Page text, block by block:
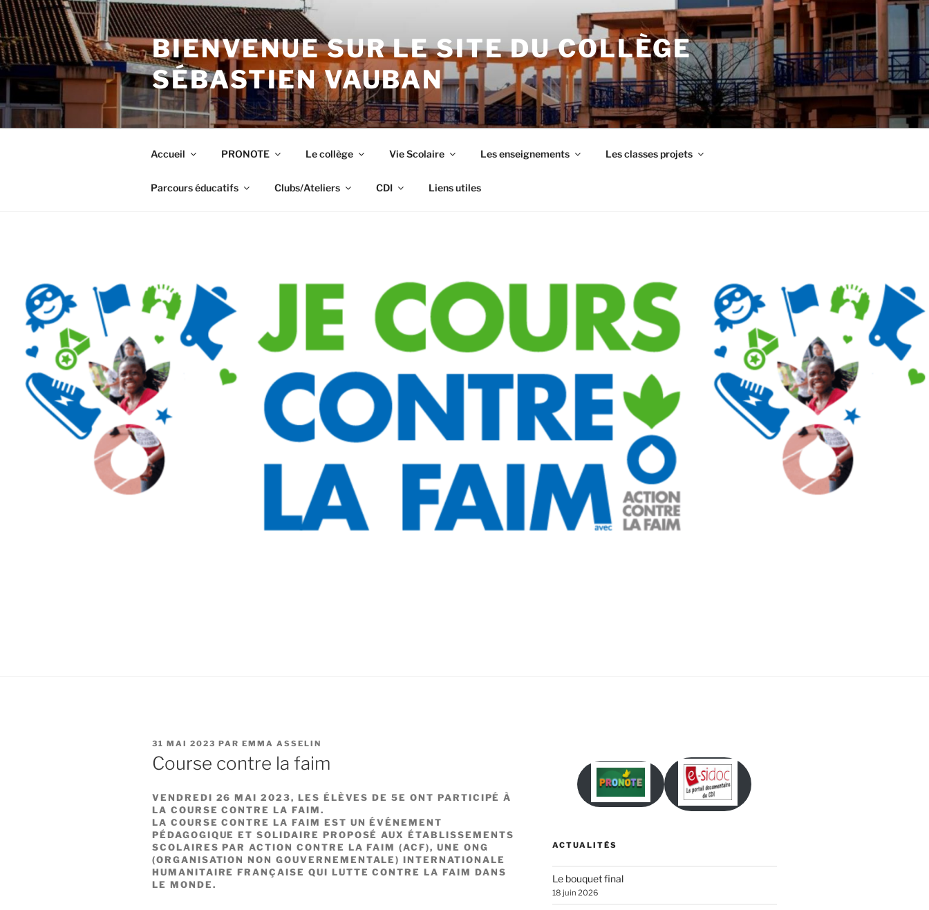
Aller
au
contenu
principal
BIENVENUE SUR LE SITE DU COLLÈGE
SÉBASTIEN VAUBAN
Accueil PRONOTE Le collège Vie Scolaire Les enseignements Les classes projets
Parcours éducatifs Clubs/Ateliers CDI Liens utiles
PUBLIÉ
LE
31 MAI 2023 PAR EMMA ASSELIN
Course contre la faim
VENDREDI 26 MAI 2023, LES ÉLÈVES DE 5E ONT PARTICIPÉ À
LA COURSE CONTRE LA FAIM.
LA COURSE CONTRE LA FAIM EST UN ÉVÉNEMENT
PÉDAGOGIQUE ET SOLIDAIRE PROPOSÉ AUX ÉTABLISSEMENTS
SCOLAIRES PAR ACTION CONTRE LA FAIM (ACF), UNE ONG
(ORGANISATION NON GOUVERNEMENTALE) INTERNATIONALE
HUMANITAIRE FRANÇAISE QUI LUTTE CONTRE LA FAIM DANS
LE MONDE.
ACTUALITÉS
Le bouquet final
18 juin 2026